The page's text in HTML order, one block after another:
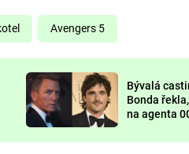
Avengers 5
Bývalá
Bonda
na agenta